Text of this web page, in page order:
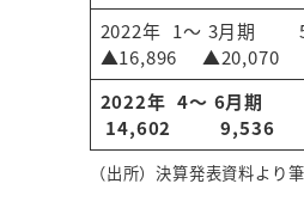
2022年 1～ 3月
▲16,896
2022年 4～ 6月期
14,602
（出所）決算発表資料より